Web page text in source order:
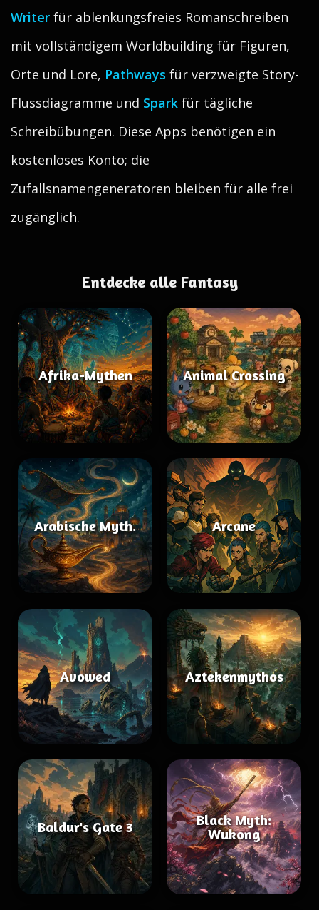
Writer für ablenkungsfreies Romanschreiben
mit vollständigem Worldbuilding für Figuren,
Orte und Lore, Pathways für verzweigte Story-
Flussdiagramme und Spark für tägliche
Schreibübungen. Diese Apps benötigen ein
kostenloses Konto; die
Zufallsnamengeneratoren bleiben für alle frei
zugänglich.
Entdecke alle Fantasy
Afrika-Mythen Animal Crossing
Arabische Myth. Arcane
Avowed Aztekenmythos
Baldur's Gate 3
Black Myth:
Wukong